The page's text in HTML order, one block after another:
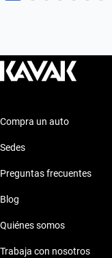
Compra un auto
Sedes
Preguntas frecuentes
Blog
Quiénes somos
Trabaja con nosotros